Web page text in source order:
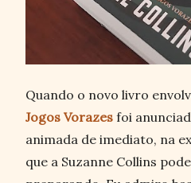
Quando o novo livro
Jogos Vorazes foi
animada de imediato, na
que a Suzanne Collins